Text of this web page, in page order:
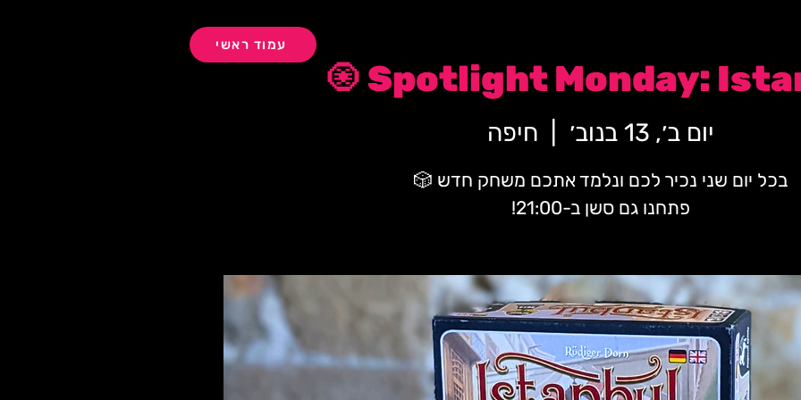
Spotlight Monday:
יום ב׳, 13 בנוב׳ חיפה
פתחנו גם סשן ב-21:00!
עמוד ראשי